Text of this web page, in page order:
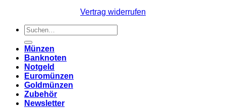
Vertrag widerrufen
Suchen
nach:
Münzen
Banknoten
Notgeld
Euromünzen
Goldmünzen
Zubehör
Newsletter